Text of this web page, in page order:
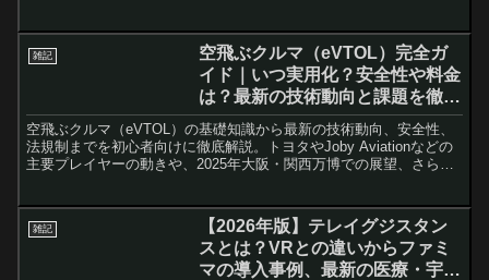
の生活はどう変わるのか。SDGsや脱炭素、ウェルビーイングの観点
からも注目される、持続可能な未来へのヒントが満載。読めば必ず
価値観が変わる、これからの時代の必読ガイドです。
雑記
空飛ぶクルマ（eVTOL）完全ガ
イド｜いつ実用化？安全性や料金
は？最新の技術動向と課題を徹底
解説
空飛ぶクルマ（eVTOL）の基礎知識から最新の技術動向、安全性、
法規制までを初心者向けに徹底解説。トヨタやJoby Aviationなどの
主要プレイヤーの動きや、2025年大阪・関西万博での展望、さらに
手段としての可能性と限界を公平な視点で分析。いつから乗れるの
か？料金は？墜落しない？読者が抱くあらゆる疑問に、最新の研究
結果を交えてお答えする決定版記事です。
雑記
【2026年版】テレイグジスタン
スとは？VRとの違いからファミ
マの導入事例、最新の医療・宇宙